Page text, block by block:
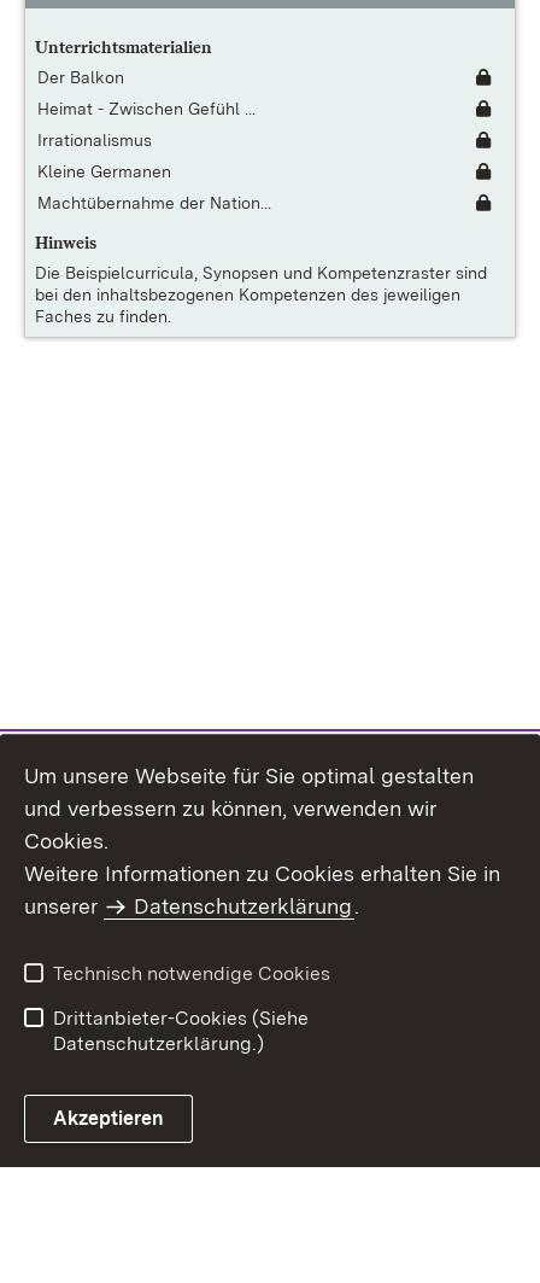
Unterrichtsmaterialien
Der Balkon
Heimat - Zwischen Gefühl ...
Irrationalismus
Kleine Germanen
Machtübernahme der Nation...
Hinweis
Die Beispielcurricula, Synopsen und Kompetenzraster sind
bei den inhaltsbezogenen Kompetenzen des jeweiligen
Faches zu finden.
Um unsere Webseite für Sie optimal gestalten
und verbessern zu können, verwenden wir
Cookies.
Weitere Informationen zu Cookies erhalten Sie in
unserer
Datenschutzerklärung.
Technisch notwendige Cookies
Drittanbieter-Cookies (Siehe
Datenschutzerklärung.)
Akzeptieren